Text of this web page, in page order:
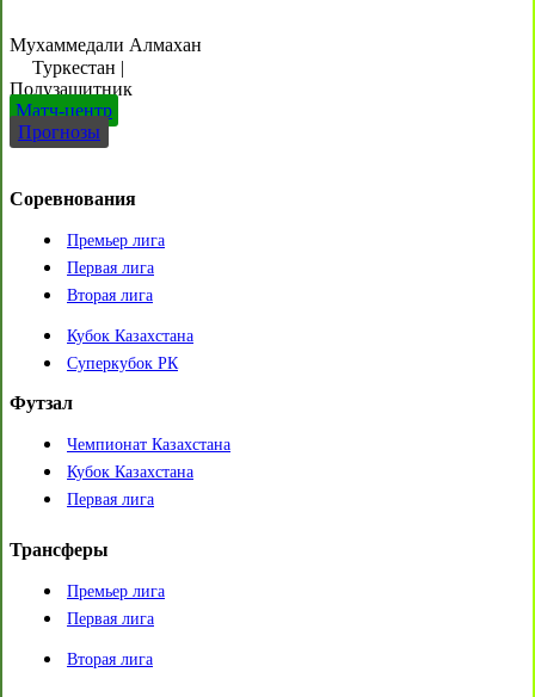
Мухаммедали Алмахан
Туркестан |
Полузащитник
Матч-центр
Прогнозы
Соревнования
Премьер лига
Первая лига
Вторая лига
Кубок Казахстана
Суперкубок РК
Футзал
Чемпионат Казахстана
Кубок Казахстана
Первая лига
Трансферы
Премьер лига
Первая лига
Вторая лига